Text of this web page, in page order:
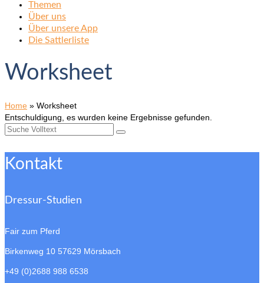
Themen
Über uns
Über unsere App
Die Sattlerliste
Worksheet
Home » Worksheet
Entschuldigung, es wurden keine Ergebnisse gefunden.
Suche
Kontakt
Dressur-Studien
Fair zum Pferd
Birkenweg 10 57629 Mörsbach
+49 (0)2688 988 6538